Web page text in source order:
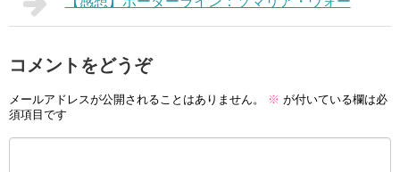
コメントをどうぞ
メールアドレスが公開されることはありません。 ※ が付いている欄は必
須項目です